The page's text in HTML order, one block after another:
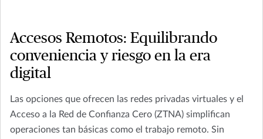
Accesos Remotos: Equilibrando
conveniencia y riesgo en la era
digital
Las opciones que ofrecen las redes privadas virtuales y el
Acceso a la Red de Confianza Cero (ZTNA) simplifican
operaciones tan básicas como el trabajo remoto. Sin